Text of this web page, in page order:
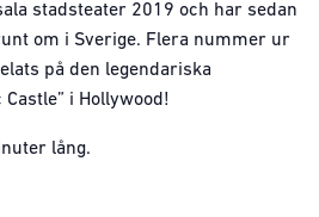
stadsteater 2019 och har sedan
om i Sverige. Flera nummer ur
på den legendariska
i Hollywood!
lång.